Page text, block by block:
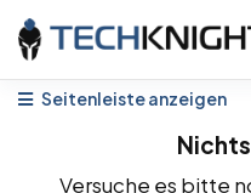
Seitenleiste anzeigen
Versuche es bitte